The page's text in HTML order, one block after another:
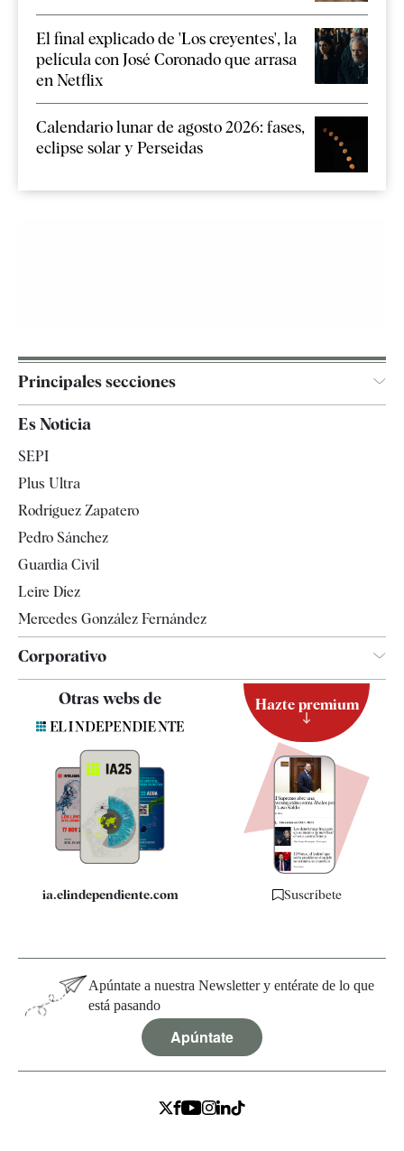
El final explicado de 'Los creyentes', la
película con José Coronado que arrasa
en Netflix
Calendario lunar de agosto 2026: fases,
eclipse solar y Perseidas
Principales secciones
Televisión
Es Noticia
SEPI
Plus Ultra
Rodríguez Zapatero
Pedro Sánchez
Guardia Civil
Leire Díez
Mercedes González Fernández
Corporativo
Quiénes somos
Especificaciones
Otras webs de
ia.elindependiente.com
Hazte premium
Suscríbete
Apúntate a nuestra Newsletter y entérate de lo que
está pasando
Apúntate